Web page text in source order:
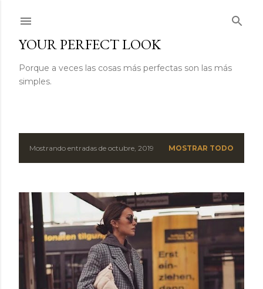
YOUR PERFECT LOOK
Porque a veces las cosas más perfectas son las más
simples.
E
t
r
a
Mostrando entradas de octubre, 2019 MOSTRAR TODO